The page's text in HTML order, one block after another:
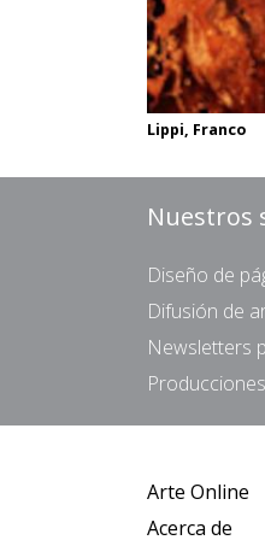
Lippi, Franco
Nuestros
Diseño de
Difusión de
Newsletters
Arte Online
Acerca de